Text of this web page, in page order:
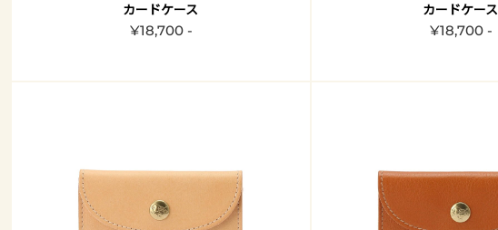
カードケース
¥18,700 -
カードケース
¥18,700 -